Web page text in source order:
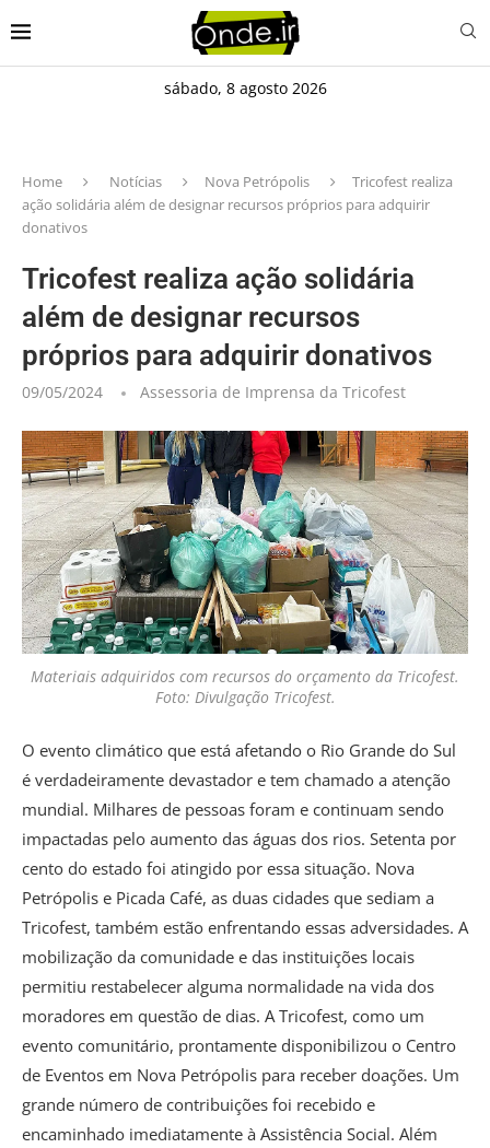
sábado, 8 agosto 2026
Home Notícias Nova Petrópolis
Tricofest realiza
ação solidária além de designar recursos próprios para adquirir
donativos
Tricofest realiza ação solidária
além de designar recursos
próprios para adquirir donativos
09/05/2024 Assessoria de Imprensa da Tricofest
Materiais adquiridos com recursos do orçamento da Tricofest.
Foto: Divulgação Tricofest.
O evento climático que está afetando o Rio Grande do Sul
é verdadeiramente devastador e tem chamado a atenção
mundial. Milhares de pessoas foram e continuam sendo
impactadas pelo aumento das águas dos rios. Setenta por
cento do estado foi atingido por essa situação. Nova
Petrópolis e Picada Café, as duas cidades que sediam a
Tricofest, também estão enfrentando essas adversidades. A
mobilização da comunidade e das instituições locais
permitiu restabelecer alguma normalidade na vida dos
moradores em questão de dias. A Tricofest, como um
evento comunitário, prontamente disponibilizou o Centro
de Eventos em Nova Petrópolis para receber doações. Um
grande número de contribuições foi recebido e
encaminhado imediatamente à Assistência Social. Além